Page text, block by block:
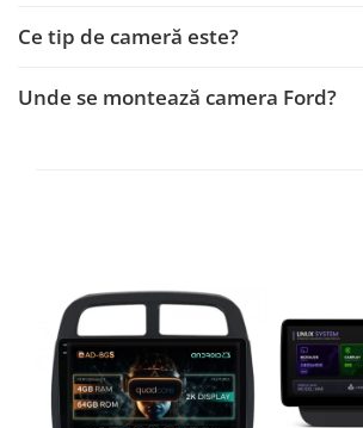
Daihatsu
Dodge
Rame adaptoare auto
Rame adaptoare auto
Rame adaptoare Volkswagen
Ce tip de cameră este?
Unde se montează camera Ford?